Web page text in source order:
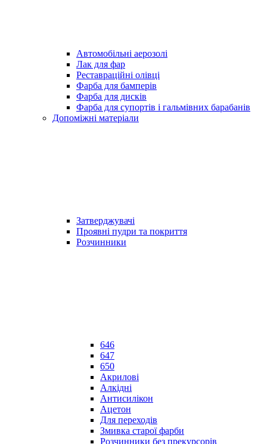
Автомобільні аерозолі
Лак для фар
Реставраційні олівці
Фарба для бамперів
Фарба для дисків
Фарба для супортів і гальмівних барабанів
Допоміжні матеріали
Затверджувачі
Проявні пудри та покриття
Розчинники
646
647
650
Акрилові
Алкідні
Антисилікон
Ацетон
Для переходів
Змивка старої фарби
Розчинники без прекурсорів